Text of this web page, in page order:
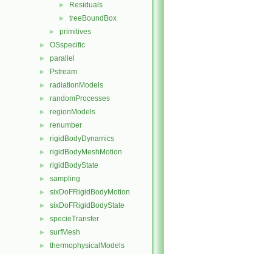
► Residuals
► treeBoundBox
► primitives
► OSspecific
► parallel
► Pstream
► radiationModels
► randomProcesses
► regionModels
► renumber
► rigidBodyDynamics
► rigidBodyMeshMotion
► rigidBodyState
► sampling
► sixDoFRigidBodyMotion
► sixDoFRigidBodyState
► specieTransfer
► surfMesh
► thermophysicalModels